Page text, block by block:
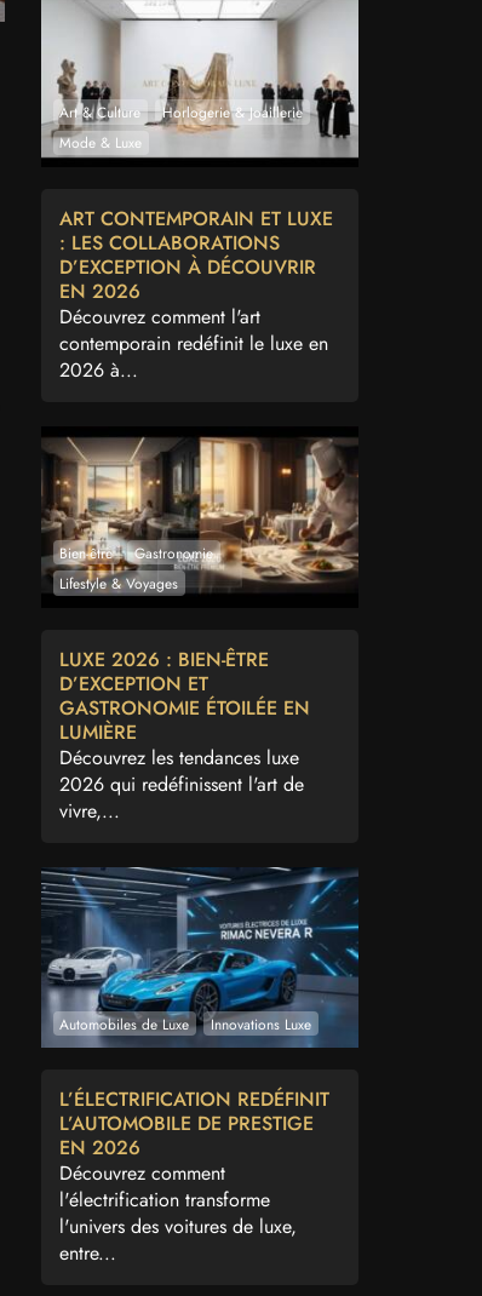
Art & Culture
Horlogerie & Joaillerie
Mode & Luxe
ART CONTEMPORAIN ET LUXE
: LES COLLABORATIONS
D’EXCEPTION À DÉCOUVRIR
EN 2026
Découvrez comment l'art
contemporain redéfinit le luxe en
2026 à...
Bien-être
Gastronomie
Lifestyle & Voyages
LUXE 2026 : BIEN-ÊTRE
D’EXCEPTION ET
GASTRONOMIE ÉTOILÉE EN
LUMIÈRE
Découvrez les tendances luxe
2026 qui redéfinissent l'art de
vivre,...
Automobiles de Luxe Innovations Luxe
L’ÉLECTRIFICATION REDÉFINIT
L’AUTOMOBILE DE PRESTIGE
EN 2026
Découvrez comment
l'électrification transforme
l'univers des voitures de luxe,
entre...